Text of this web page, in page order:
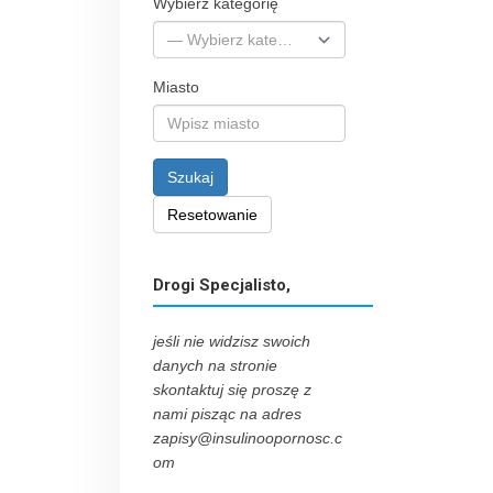
Miasto
Szukaj
Resetowanie
Drogi Specjalisto,
jeśli nie widzisz swoich
danych na stronie
skontaktuj się proszę z
nami pisząc na adres
zapisy@insulinoopornosc.c
om